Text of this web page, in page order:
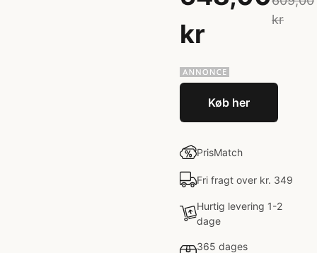
kr
kr
Køb her
PrisMatch
Fri fragt over kr. 349
Hurtig levering 1-2
dage
365 dages